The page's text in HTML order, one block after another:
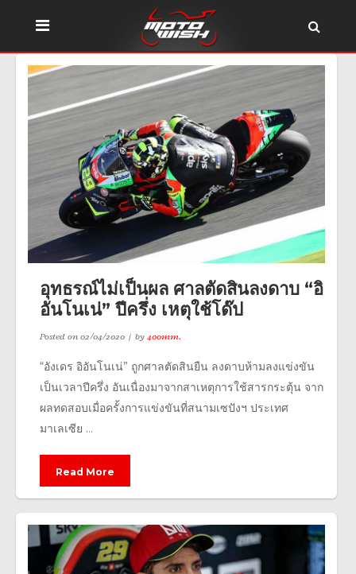
อุทธรณ์ไม่เป็นผล ศาลตัดสินลงดาบ “อิ
อันโนเน่” ปีครึ่ง เหตุใช้โด๊ป
Posted on02/04/2020 by400mm.
“อังเดร อิอันโนเน่” ถูกศาลตัดสินยืน ลงดาบห้ามลงแข่งขัน
เป็นเวลาปีครึ่ง อันเนื่องมาจากสาเหตุการใช้สารกระตุ้น จาก
ผลทดสอบเมื่อครั้งการแข่งขันที่สนามเซปังฯ ประเทศ
มาเลเซีย ...
Read More